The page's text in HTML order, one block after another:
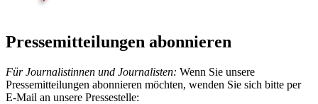
Pressemitteilungen abonnieren
Für Journalistinnen und Journalisten: Wenn Sie unsere
Pressemitteilungen abonnieren möchten, wenden Sie sich bitte per
E-Mail an unsere Pressestelle: